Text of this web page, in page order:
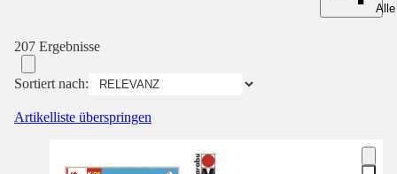
207 Ergebnisse
Sortiert nach:
Artikelliste überspringen